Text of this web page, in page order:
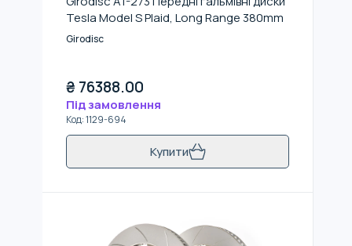
Tesla Model S Plaid, Long Range 380mm
Girodisc
₴ 76388.00
Під замовлення
Код:1129-694
Купити